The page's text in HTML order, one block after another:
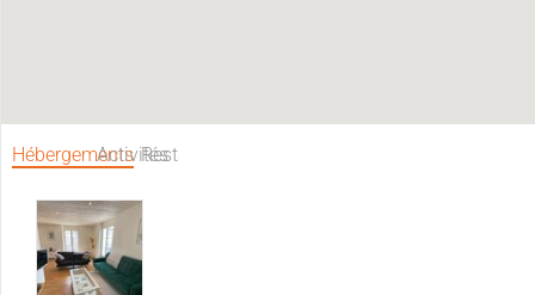
HébergementsActivitésRestaurants